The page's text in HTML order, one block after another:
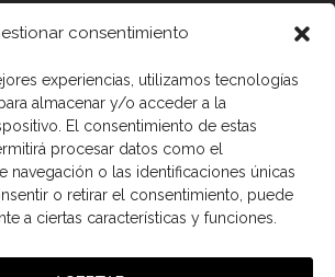
consentimiento
experiencias, utilizamos tecnologías
almacenar y/o acceder a la
El consentimiento de estas
procesar datos como el
navegación o las identificaciones únicas
o retirar el consentimiento, puede
a ciertas características y funciones.
los términos y condiciones